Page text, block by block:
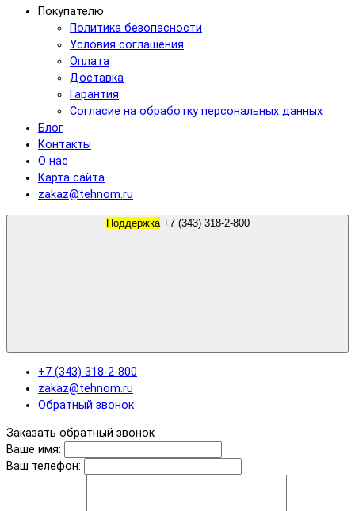
Покупателю
Политика безопасности
Условия соглашения
Оплата
Доставка
Гарантия
Согласие на обработку персональных данных
Блог
Контакты
О нас
Карта сайта
zakaz@tehnom.ru
Поддержка +7 (343) 318-2-800
+7 (343) 318-2-800
zakaz@tehnom.ru
Обратный звонок
Заказать обратный звонок
Ваше имя:
Ваш телефон: